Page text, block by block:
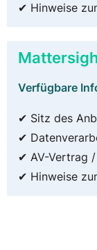
✔ Hinweise
Verfügbare
✔ Sitz des
✔
✔ AV-Vertrag
✔ Hinweise